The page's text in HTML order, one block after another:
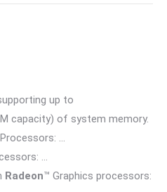
up to
capacity) of system memory.
…
…
Radeon™ Graphics processors: